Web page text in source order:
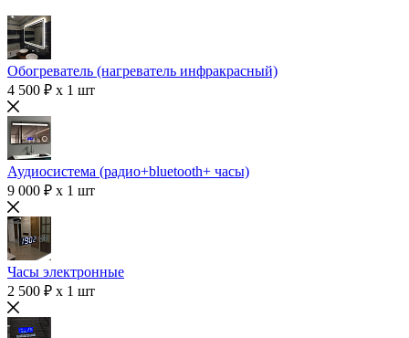
Обогреватель (нагреватель инфракрасный)
4 500 ₽ x 1 шт
Аудиосистема (радио+bluetooth+ часы)
9 000 ₽ x 1 шт
Часы электронные
2 500 ₽ x 1 шт